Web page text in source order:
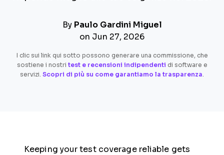
By Paulo Gardini Miguel
on Jun 27, 2026
I clic sui link qui sotto possono generare una commissione, che
sostiene i nostri test e recensioni indipendenti di software e
servizi. Scopri di più su come garantiamo la trasparenza.
Keeping your test coverage reliable gets